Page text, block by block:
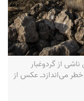
از گرد‌و‌غبار
می‌اندازد‌ـ عکس از